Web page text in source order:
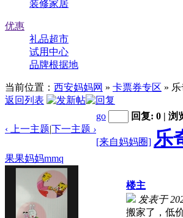
装修家居
优惠
礼品超市
试用中心
品牌根据地
当前位置： 西安妈妈网 » 卡票券专区 »
返回列表
‹ 上一主题|下一主题 ›
go 回复: 0 | 浏
[来自妈妈圈] 乐
果果妈妈mmq
楼主
发表于
搬家了，低